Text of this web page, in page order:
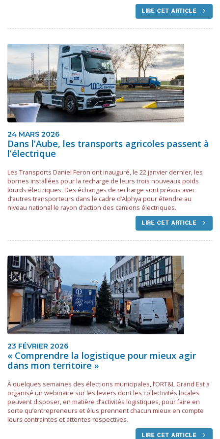
LIRE CET ARTICLE
24 MARS 2026
Dans l’Aube, les transports agricoles passent à
l’électrique
Les Transports Daniel Feron ont inauguré, le 22 janvier dernier, les
bornes installées pour la recharge de leurs trois nouveaux poids
lourds électriques. Des échanges de recharge sont prévus avec
d’autres transporteurs dans le cadre d’Alphya pour étendre au
niveau national le rayon d’action des camions électriques.
LIRE CET ARTICLE
23 FÉVRIER 2026
« Comprendre la logistique pour mieux agir
dans mon territoire »
À quelques semaines des élections municipales, l’ORT&L Grand Est a
organisé un webinaire sur les leviers dont les collectivités locales
peuvent disposer, en matière d’activités logistiques, pour faire en
sorte qu’entrepreneurs et élus prennent chacun mieux en compte
leurs contraintes et attentes respectives.
LIRE CET ARTICLE